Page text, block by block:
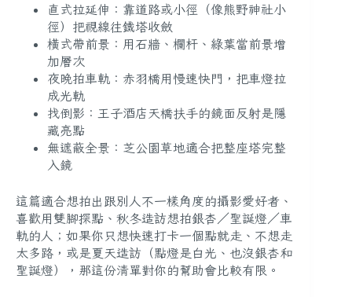
直式拉延伸：靠道路或小徑（像熊野神社小
徑）把視線往鐵塔收斂
橫式帶前景：用石牆、欄杆、綠葉當前景增
加層次
夜晚拍車軌：赤羽橋用慢速快門，把車燈拉
成光軌
找倒影：王子酒店天橋扶手的鏡面反射是隱
藏亮點
無遮蔽全景：芝公園草地適合把整座塔完整
入鏡
這篇適合想拍出跟別人不一樣角度的攝影愛好者、
喜歡用雙腳探點、秋冬造訪想拍銀杏／聖誕燈／車
軌的人；如果你只想快速打卡一個點就走、不想走
太多路，或是夏天造訪（點燈是白光、也沒銀杏和
聖誕燈），那這份清單對你的幫助會比較有限。